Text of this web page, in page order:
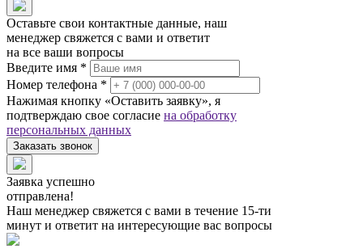
Оставьте свои контактные данные, наш
менеджер свяжется с вами и ответит
на все ваши вопросы
Введите имя *
Номер телефона *
Нажимая кнопку «Оставить заявку», я
подтверждаю свое согласие на обработку
персональных данных
Заказать звонок
Заявка успешно
отправлена!
Наш менеджер свяжется с вами в течение 15-ти
минут и ответит на интересующие вас вопросы